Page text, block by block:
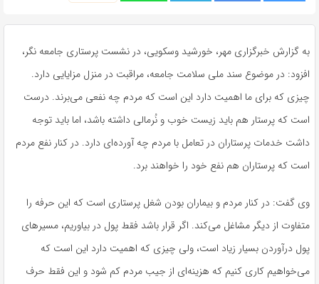
به گزارش خبرگزاری مهر، خورشید وسکویی، در نشست پرستاری جامعه نگر،
افزود: در موضوع سند ملی سلامت جامعه، مراقبت در منزل مزایایی دارد.
چیزی که برای ما اهمیت دارد این است که مردم چه نفعی می‌برند. درست
است که پرستار هم باید زیست خوب و نُرمالی داشته باشد، اما باید توجه
داشت خدمات پرستاران در تعامل با مردم چه آورده‌ای دارد. در کنار نفع مردم
است که پرستاران هم نفع خود را خواهند برد.
وی گفت: در کنار مردم و بیماران بودن شغل پرستاری است که این حرفه را
متفاوت از دیگر مشاغل می‌کند. اگر قرار باشد فقط پول در بیاوریم، مسیرهای
پول درآوردن بسیار زیاد است، ولی چیزی که اهمیت دارد این است که
می‌خواهیم کاری کنیم که هزینه‌ای از جیب مردم کم شود و این فقط حرف